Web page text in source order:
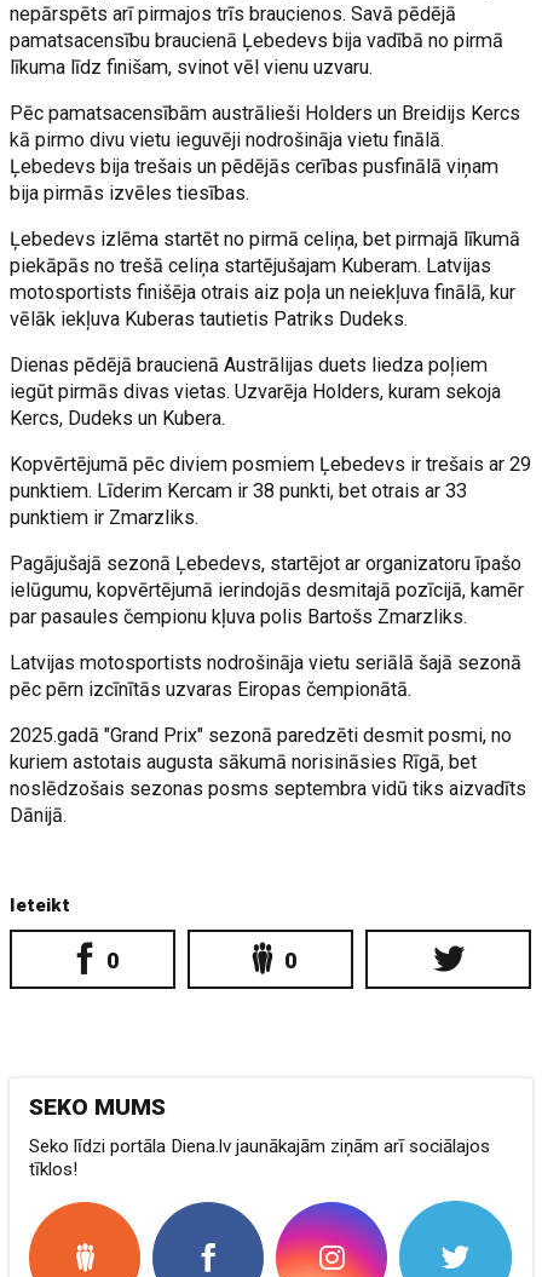
nepārspēts arī pirmajos trīs braucienos. Savā pēdējā
pamatsacensību braucienā Ļebedevs bija vadībā no pirmā
līkuma līdz finišam, svinot vēl vienu uzvaru.
Pēc pamatsacensībām austrālieši Holders un Breidijs Kercs
kā pirmo divu vietu ieguvēji nodrošināja vietu finālā.
Ļebedevs bija trešais un pēdējās cerības pusfinālā viņam
bija pirmās izvēles tiesības.
Ļebedevs izlēma startēt no pirmā celiņa, bet pirmajā līkumā
piekāpās no trešā celiņa startējušajam Kuberam. Latvijas
motosportists finišēja otrais aiz poļa un neiekļuva finālā, kur
vēlāk iekļuva Kuberas tautietis Patriks Dudeks.
Dienas pēdējā braucienā Austrālijas duets liedza poļiem
iegūt pirmās divas vietas. Uzvarēja Holders, kuram sekoja
Kercs, Dudeks un Kubera.
Kopvērtējumā pēc diviem posmiem Ļebedevs ir trešais ar 29
punktiem. Līderim Kercam ir 38 punkti, bet otrais ar 33
punktiem ir Zmarzliks.
Pagājušajā sezonā Ļebedevs, startējot ar organizatoru īpašo
ielūgumu, kopvērtējumā ierindojās desmitajā pozīcijā, kamēr
par pasaules čempionu kļuva polis Bartošs Zmarzliks.
Latvijas motosportists nodrošināja vietu seriālā šajā sezonā
pēc pērn izcīnītās uzvaras Eiropas čempionātā.
2025.gadā "Grand Prix" sezonā paredzēti desmit posmi, no
kuriem astotais augusta sākumā norisināsies Rīgā, bet
noslēdzošais sezonas posms septembra vidū tiks aizvadīts
Dānijā.
Ieteikt
0 0
SEKO MUMS
Seko līdzi portāla Diena.lv jaunākajām ziņām arī sociālajos
tīklos!